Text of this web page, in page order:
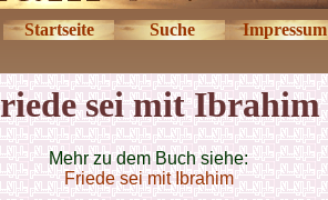
Startseite Suche Impressum
sei mit Ibrahim
Mehr zu dem Buch siehe:
Friede sei mit Ibrahim